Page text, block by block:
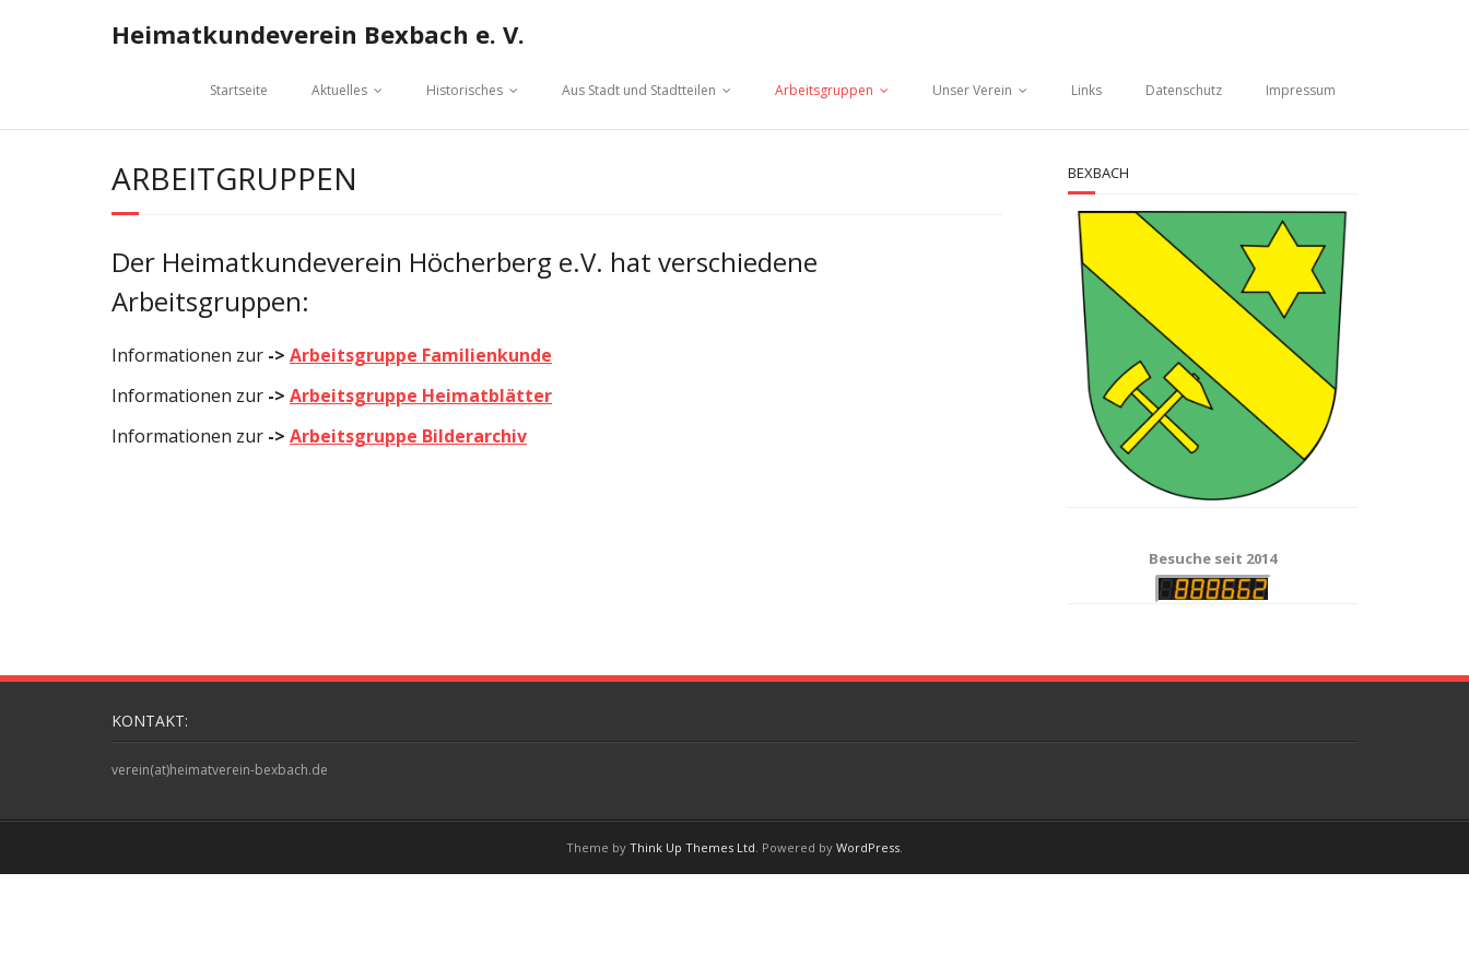
Heimatkundeverein Bexbach e. V.
Startseite Aktuelles Historisches Aus Stadt und Stadtteilen Arbeitsgruppen Unser Verein Links Datenschutz Impressum
ARBEITGRUPPEN
Der Heimatkundeverein Höcherberg e.V. hat verschiedene
Arbeitsgruppen:
Informationen zur -> Arbeitsgruppe Familienkunde
Informationen zur -> Arbeitsgruppe Heimatblätter
Informationen zur -> Arbeitsgruppe Bilderarchiv
BEXBACH
Besuche seit 2014
KONTAKT:
verein(at)heimatverein-bexbach.de
Theme by Think Up Themes Ltd. Powered by WordPress.